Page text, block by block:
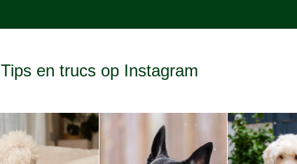
Tips en trucs op Instagram